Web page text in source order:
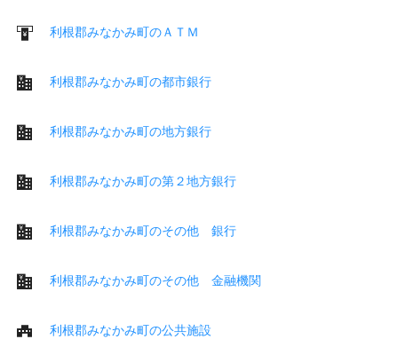
利根郡みなかみ町のＡＴＭ
利根郡みなかみ町の都市銀行
利根郡みなかみ町の地方銀行
利根郡みなかみ町の第２地方銀行
利根郡みなかみ町のその他 銀行
利根郡みなかみ町のその他 金融機関
利根郡みなかみ町の公共施設